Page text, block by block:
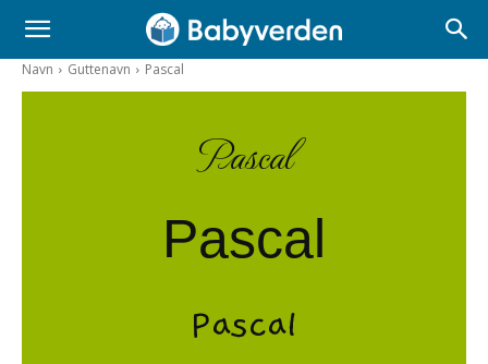
Navn Guttenavn Pascal
Pascal
Pascal
Pascal